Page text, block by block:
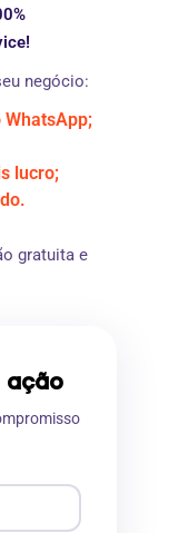
negócio:
lucro;
gratuita e
ação